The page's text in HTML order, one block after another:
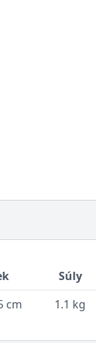
Súly
cm 1.1 kg